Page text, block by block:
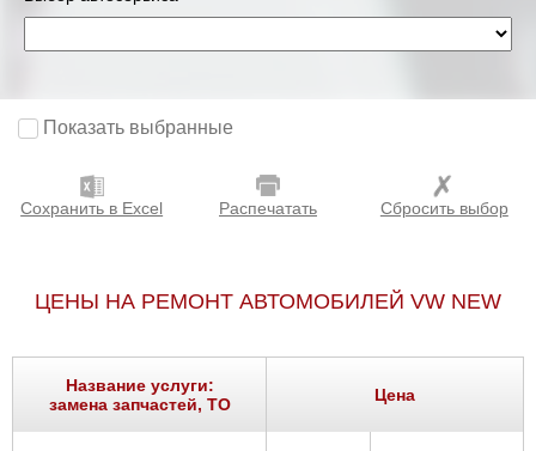
Показать выбранные
Сохранить в Excel Распечатать Сбросить выбор
ЦЕНЫ НА РЕМОНТ АВТОМОБИЛЕЙ VW NEW
Название услуги:
замена запчастей, ТО
Цена